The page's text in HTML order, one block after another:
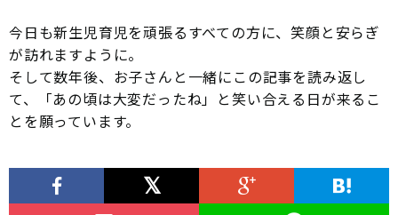
今日も新生児育児を頑張るすべての方に、笑顔と安らぎ
が訪れますように。
そして数年後、お子さんと一緒にこの記事を読み返し
て、「あの頃は大変だったね」と笑い合える日が来るこ
とを願っています。